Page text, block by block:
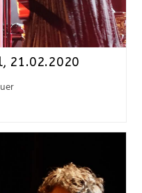
21.02.2020